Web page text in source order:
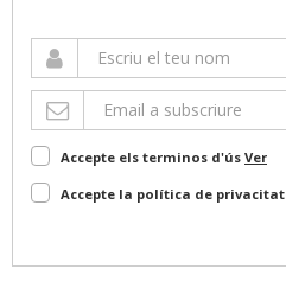
Accepte els terminos d'ús Ver
Accepte la política de privacitat